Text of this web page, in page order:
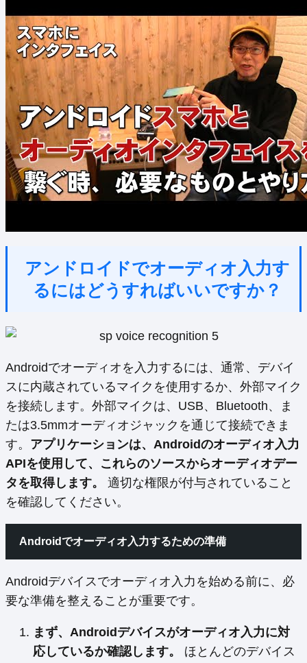
アンドロイドでオーディオ入力す
るにはどうすればいいですか？
Androidでオーディオを入力するには、通常、デバイ
スに内蔵されているマイクを使用するか、外部マイク
を接続します。外部マイクは、USB、Bluetooth、ま
たは3.5mmオーディオジャックを通じて接続できま
す。 アプリケーションは、Androidのオーディオ入力
APIを使用して、これらのソースからオーディオデー
タを取得します。
適切な権限が付与されていること
を確認してください。
Androidでオーディオ入力するための準備
Androidデバイスでオーディオ入力を始める前に、必
要な準備を整えることが重要です。
まず、Androidデバイスがオーディオ入力に対
応しているか確認します。
ほとんどのデバイス